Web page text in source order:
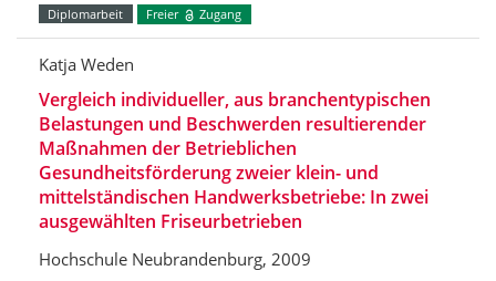
Diplomarbeit Freier Zugang
Katja Weden
Vergleich individueller, aus branchentypischen
Belastungen und Beschwerden resultierender
Maßnahmen der Betrieblichen
Gesundheitsförderung zweier klein- und
mittelständischen Handwerksbetriebe: In zwei
ausgewählten Friseurbetrieben
Hochschule Neubrandenburg, 2009